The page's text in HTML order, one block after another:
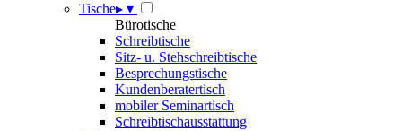
Tische▸ ▾
Bürotische
Schreibtische
Sitz- u. Stehschreibtische
Besprechungstische
Kundenberatertisch
mobiler Seminartisch
Schreibtischausstattung